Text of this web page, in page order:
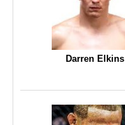
Darren Elkins